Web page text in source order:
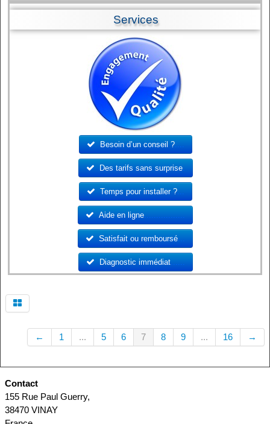
Services
Besoin d’un conseil ?....
Des tarifs sans surprise.
Temps pour installer ?...
Aide en ligne.................
Satisfait ou remboursé...
Diagnostic immédiat......
← 1 ... 5 6 7 8 9 ... 16 →
Contact
155 Rue Paul Guerry,
38470 VINAY